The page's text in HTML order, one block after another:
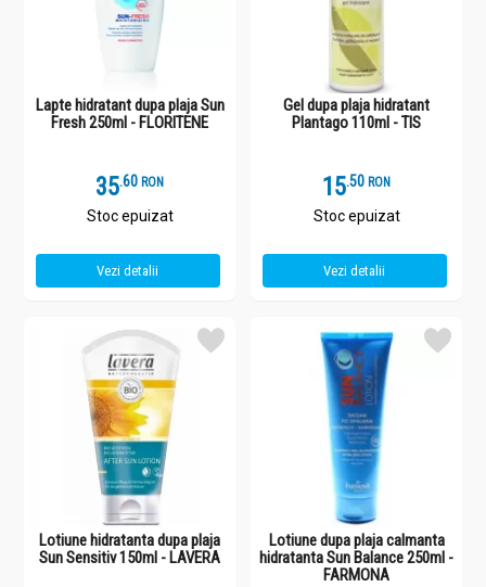
Lapte hidratant dupa plaja Sun
Fresh 250ml - FLORITENE
35.6 RON
Stoc epuizat
Vezi detalii
Gel dupa plaja hidratant
Plantago 110ml - TIS
15.5 RON
Stoc epuizat
Vezi detalii
Lotiune hidratanta dupa plaja
Sun Sensitiv 150ml - LAVERA
Lotiune dupa plaja calmanta
hidratanta Sun Balance 250ml -
FARMONA